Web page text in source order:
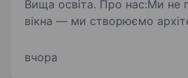
Вища освіта. Про нас:Ми не просто продаємо
вікна — ми створюємо
Наша місія — впроваджувати
вчора